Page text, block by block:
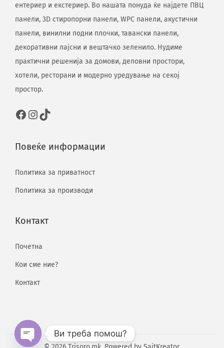
ентериер и екстериер. Во нашата понуда ќе најдете ПВЦ
панели, 3D стиропорни панели, WPC панели, акустични
панели, винилни подни плочки, тавански панели,
декоративни лајсни и вештачко зеленило. Нудиме
практични решенија за домови, деловни простори,
хотели, ресторани и модерно уредување на секој
простор.
Повеќе информации
Политика за приватност
Политика за производи
Контакт
Почетна
Кои сме ние?
Контакт
Ви треба помош?